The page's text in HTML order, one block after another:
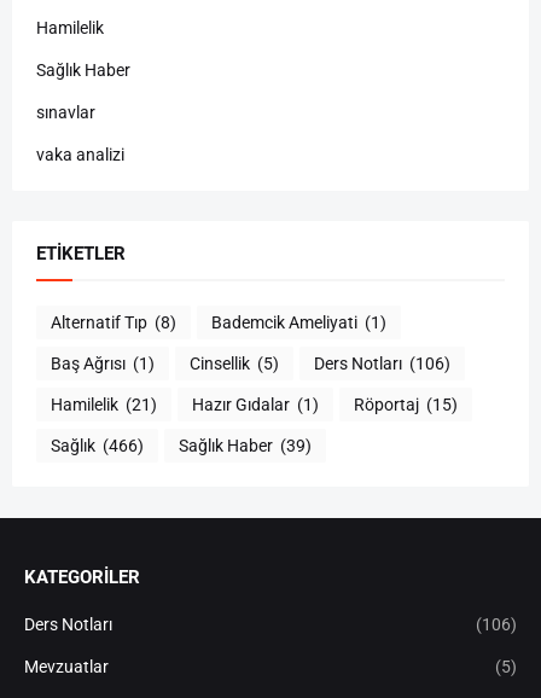
Hamilelik
Sağlık Haber
sınavlar
vaka analizi
ETIKETLER
Alternatif Tıp (8) Bademcik Ameliyati (1)
Baş Ağrısı (1) Cinsellik (5) Ders Notları (106)
Hamilelik (21) Hazır Gıdalar (1) Röportaj (15)
Sağlık (466) Sağlık Haber (39)
KATEGORİLER
Ders Notları (106)
Mevzuatlar (5)